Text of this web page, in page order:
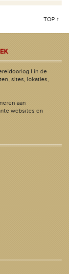
TOP ↑
I in de
sites, lokaties,
aan
websites en